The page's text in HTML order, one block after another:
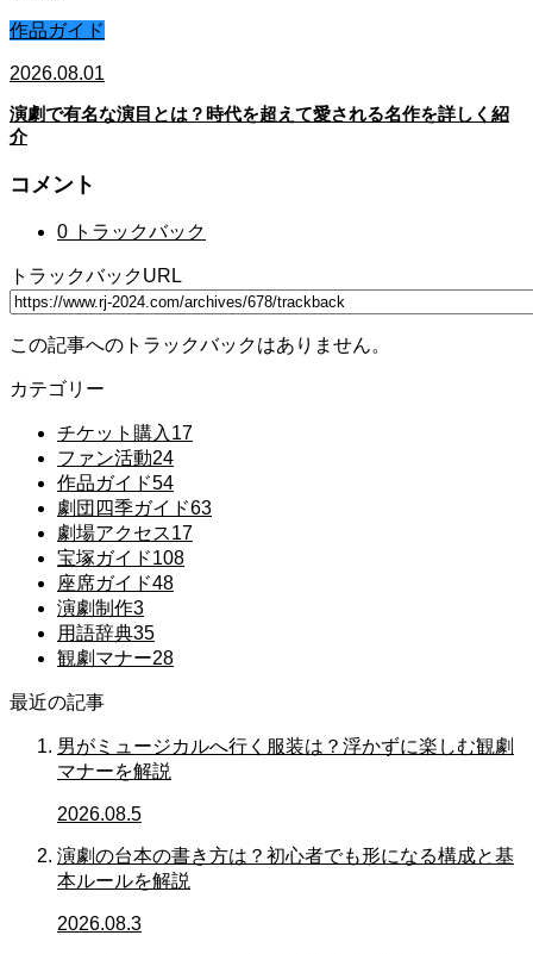
作品ガイド
2026.08.01
演劇で有名な演目とは？時代を超えて愛される名作を詳しく紹
介
コメント
0 トラックバック
トラックバックURL
この記事へのトラックバックはありません。
カテゴリー
チケット購入 17
ファン活動24
作品ガイド54
劇団四季ガイド63
劇場アクセス17
宝塚ガイド108
座席ガイド48
演劇制作3
用語辞典35
観劇マナー28
最近の記事
男がミュージカルへ行く服装は？浮かずに楽しむ観劇
マナーを解説
2026.08.5
演劇の台本の書き方は？初心者でも形になる構成と基
本ルールを解説
2026.08.3